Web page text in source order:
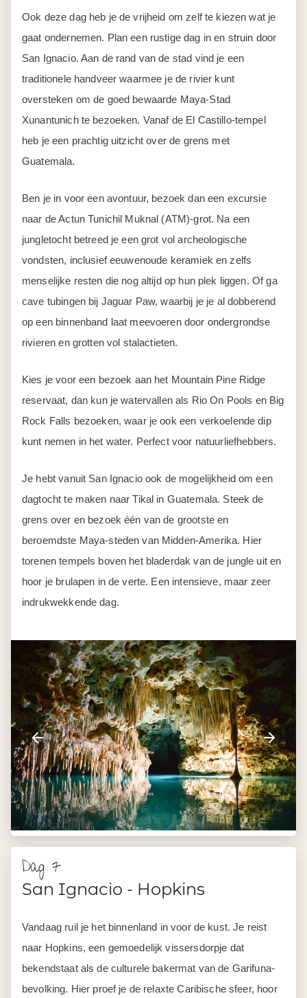
Ook deze dag heb je de vrijheid om zelf te kiezen wat je
gaat ondernemen. Plan een rustige dag in en struin door
San Ignacio. Aan de rand van de stad vind je een
traditionele handveer waarmee je de rivier kunt
oversteken om de goed bewaarde Maya-Stad
Xunantunich te bezoeken. Vanaf de El Castillo-tempel
heb je een prachtig uitzicht over de grens met
Guatemala.
Ben je in voor een avontuur, bezoek dan een excursie
naar de Actun Tunichil Muknal (ATM)-grot. Na een
jungletocht betreed je een grot vol archeologische
vondsten, inclusief eeuwenoude keramiek en zelfs
menselijke resten die nog altijd op hun plek liggen. Of ga
cave tubingen bij Jaguar Paw, waarbij je je al dobberend
op een binnenband laat meevoeren door ondergrondse
rivieren en grotten vol stalactieten.
Kies je voor een bezoek aan het Mountain Pine Ridge
reservaat, dan kun je watervallen als Rio On Pools en Big
Rock Falls bezoeken, waar je ook een verkoelende dip
kunt nemen in het water. Perfect voor natuurliefhebbers.
Je hebt vanuit San Ignacio ook de mogelijkheid om een
dagtocht te maken naar Tikal in Guatemala. Steek de
grens over en bezoek één van de grootste en
beroemdste Maya-steden van Midden-Amerika. Hier
torenen tempels boven het bladerdak van de jungle uit en
hoor je brulapen in de verte. Een intensieve, maar zeer
indrukwekkende dag.
Dag 7
San Ignacio - Hopkins
Vandaag ruil je het binnenland in voor de kust. Je reist
naar Hopkins, een gemoedelijk vissersdorpje dat
bekendstaat als de culturele bakermat van de Garifuna-
bevolking. Hier proef je de relaxte Caribische sfeer, hoor